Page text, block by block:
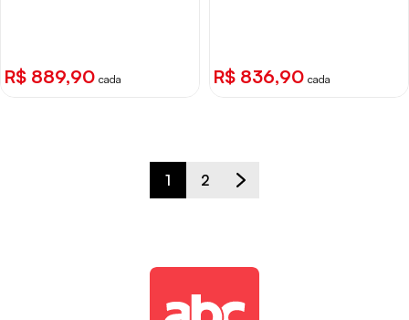
R$ 889,90 cada R$ 836,90 cada
1 2